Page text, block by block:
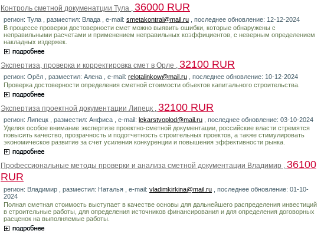
Контроль сметной докуменатции Тула , 36000 RUR
регион: Тула , разместил: Влада , e-mail: smetakontral@mail.ru , последнее обновление: 12-12-2024
В процессе проверки достоверности смет можно выявить ошибки, которые обнаружены с
неправильными расчетами и применением неправильных коэффициентов, с неверным определением
накладных издержек.
Экспертиза, проверка и корректировка смет в Орле , 32100 RUR
регион: Орёл , разместил: Алена , e-mail: relotalinkow@mail.ru , последнее обновление: 10-12-2024
Проверка достоверности определения сметной стоимости объектов капитального строительства.
Экспертиза проектной документации Липецк , 32100 RUR
регион: Липецк , разместил: Анфиса , e-mail: lekarstvoplod@mail.ru , последнее обновление: 03-10-2024
Уделяя особое внимание экспертизе проектно-сметной документации, российские власти стремятся
повысить качество, прозрачность и подотчетность строительных проектов, а также стимулировать
экономическое развитие за счет усиления конкуренции и повышения эффективности рынка.
Профессиональные методы проверки и анализа сметной документации Владимир , 36100
RUR
регион: Владимир , разместил: Наталья , e-mail: vladimkirkina@mail.ru , последнее обновление: 01-10-
2024
Полная сметная стоимость выступает в качестве основы для дальнейшего распределения инвестиций
в строительные работы, для определения источников финансирования и для определения договорных
расценок на выполняемые работы.